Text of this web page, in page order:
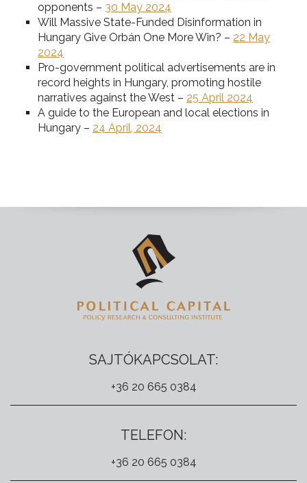
opponents – 30 May 2024
Will Massive State-Funded Disinformation in
Hungary Give Orbán One More Win? – 22 May
2024
Pro-government political advertisements are in
record heights in Hungary, promoting hostile
narratives against the West – 25 April 2024
A guide to the European and local elections in
Hungary – 24 April, 2024
SAJTÓKAPCSOLAT:
+36 20 665 0384
TELEFON:
+36 20 665 0384